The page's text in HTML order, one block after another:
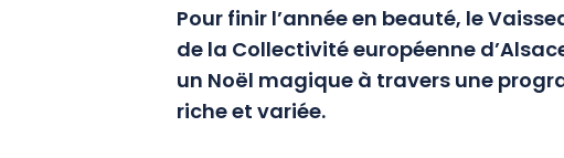
Pour finir l’année en beauté, le
de la Collectivité européenne
un Noël magique à travers une
riche et variée.